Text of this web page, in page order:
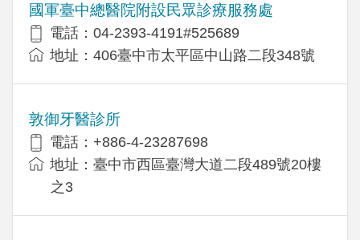
國軍臺中總醫院附設民眾診療服務處
電話：04-2393-4191#525689
地址：406臺中市太平區中山路二段348號
敦御牙醫診所
電話：+886-4-23287698
地址：臺中市西區臺灣大道二段489號20樓
之3